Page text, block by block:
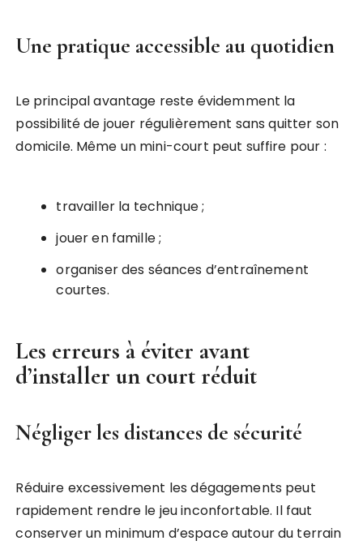
Une pratique accessible au quotidien
Le principal avantage reste évidemment la
possibilité de jouer régulièrement sans quitter son
domicile. Même un mini-court peut suffire pour :
travailler la technique ;
jouer en famille ;
organiser des séances d’entraînement
courtes.
Les erreurs à éviter avant
d’installer un court réduit
Négliger les distances de sécurité
Réduire excessivement les dégagements peut
rapidement rendre le jeu inconfortable. Il faut
conserver un minimum d’espace autour du terrain